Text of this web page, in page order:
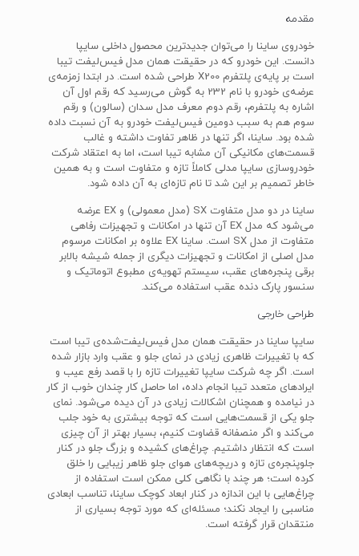
مقدمه
خودروی ساینا را می‌توان جدیدترین محصول داخلی سایپا
دانست. این خودرو که در حقیقت همان مدل فیس‌لیفت تیبا
است بر پایه‌ی پلتفرم X200 طراحی شده است. در ابتدا زمزمه‌ی
عرضه‌ی خودرو با نام 232 به گوش می‌رسید که رقم اول آن
اشاره به پلتفرم، رقم دوم معرف مدل سدان (سالون) و رقم
سوم هم به سبب دومین فیس‌لیفت خودرو به آن نسبت داده
شده بود. ساینا، اگر تنها در ظاهر تفاوت داشته و غالب
قسمت‌های مکانیکی آن مشابه تیبا است، اما به اعتقاد شرکت
خودروسازی سایپا مدلی کاملاً تازه و متفاوت است و به همین
خاطر تصمیم بر این شد تا نام تازه‌ای به آن داده شود.
ساینا در دو مدل متفاوت SX (مدل معمولی) و EX عرضه
می‌شود که مدل EX آن تنها در امکانات و تجهیزات رفاهی
متفاوت از مدل SX است. ساینا EX علاوه بر امکانات مرسوم
مدل اصلی از امکانات و تجهیزات دیگری از جمله شیشه بالابر
برقی پنجره‌های عقب، سیستم تهویه‌ی مطبوع اتوماتیک و
سنسور پارک دنده عقب استفاده می‌کند.
طراحی خارجی
سایپا ساینا در حقیقت همان مدل فیس‌لیفت‌شده‌ی تیبا است
که با تغییرات ظاهری زیادی در نمای جلو و عقب وارد بازار شده
است. اگر چه شرکت سایپا تغییرات تازه را با قصد رفع عیب و
ایرادهای متعدد تیبا انجام داده، اما حاصل کار چندان خوب از کار
در نیامده و همچنان اشکالات زیادی در آن دیده می‌شود. نمای
جلو یکی از قسمت‌هایی است که توجه بیشتری به خود جلب
می‌کند و اگر منصفانه قضاوت کنیم، بسیار بهتر از آن چیزی
است که انتظار داشتیم. چراغ‌های کشیده و بزرگ جلو در کنار
جلوپنجره‌ی تازه و دریچه‌های هوای جلو ظاهر زیبایی را خلق
کرده است؛ هر چند با نگاهی کلی ممکن است استفاده از
چراغ‌هایی با این اندازه در کنار ابعاد کوچک ساینا، تناسب ابعادی
مناسبی را ایجاد نکند؛ مسئله‌ای که مورد توجه بسیاری از
منتقدان قرار گرفته است.